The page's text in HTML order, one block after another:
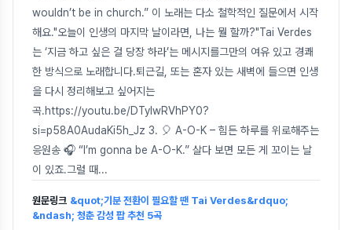
wouldn’t be in church.” 이 노래는 다소 철학적인 질문에서 시작
해요."오늘이 인생의 마지막 날이라면, 나는 뭘 할까?"Tai Verdes
는 ‘지금 하고 싶은 걸 당장 하라’는 메시지를그만의 여유 있고 경쾌
한 방식으로 노래합니다.퇴근길, 또는 혼자 있는 새벽에 들으면 인생
을 다시 정리해보고 싶어지는
곡.https://youtu.be/DTylwRVhPY0?
si=p58A0AudaKi5h_Jz 3. 🎈 A-O-K – 힘든 하루를 위로해주는
응원송 🎧 “I’m gonna be A-O-K.” 살다 보면 모든 게 꼬이는 날
이 있죠.그럴 때...
원문링크 &quot;기분 전환이 필요할 땐 Tai Verdes&rdquo;
&ndash; 청춘 감성 팝 추천 5곡